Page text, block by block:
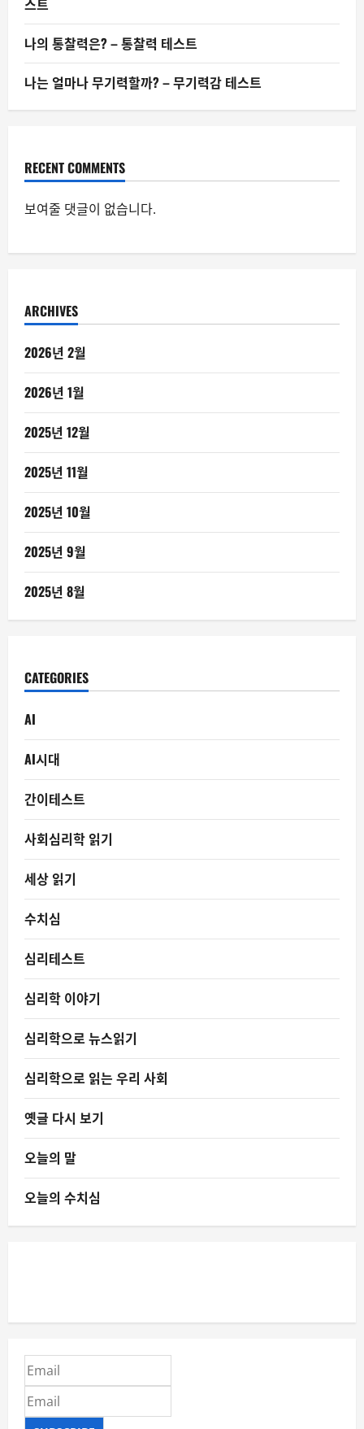
스트
나의 통찰력은? – 통찰력 테스트
나는 얼마나 무기력할까? – 무기력감 테스트
RECENT COMMENTS
보여줄 댓글이 없습니다.
ARCHIVES
2026년 2월
2026년 1월
2025년 12월
2025년 11월
2025년 10월
2025년 9월
2025년 8월
CATEGORIES
AI
AI시대
간이테스트
사회심리학 읽기
세상 읽기
수치심
심리테스트
심리학 이야기
심리학으로 뉴스읽기
심리학으로 읽는 우리 사회
옛글 다시 보기
오늘의 말
오늘의 수치심